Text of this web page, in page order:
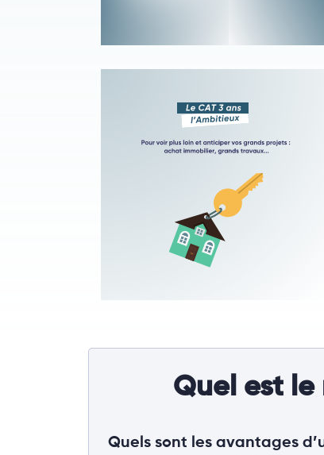
Quel est le
Quels sont les avantages